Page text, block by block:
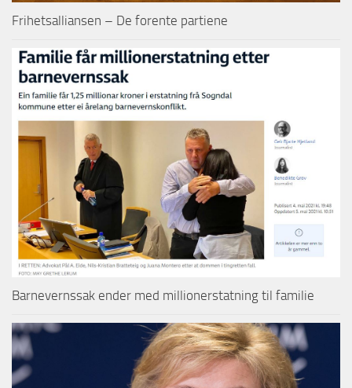
Frihetsalliansen – De forente partiene
Barnevernssak ender med millionerstatning til familie